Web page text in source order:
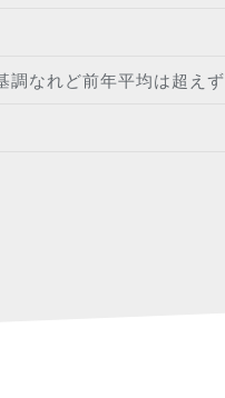
調なれど前年平均は超えず